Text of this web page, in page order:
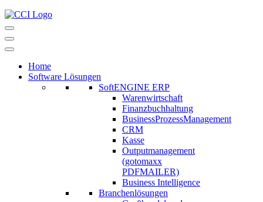
Navigationsmenü
Navigationsmenü
Home
Software Lösungen
SoftENGINE ERP
Warenwirtschaft
Finanzbuchhaltung
BusinessProzessManagement
CRM
Kasse
Outputmanagement
(gotomaxx
PDFMAILER)
Business Intelligence
Branchenlösungen